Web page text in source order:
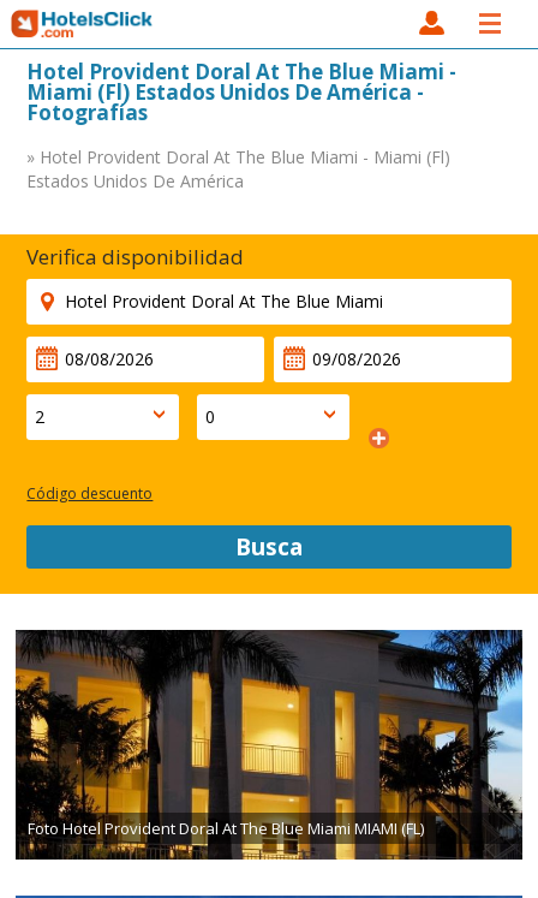
Hotel Provident Doral At The Blue Miami -
Miami (Fl) Estados Unidos De América -
Fotografías
» Hotel Provident Doral At The Blue Miami - Miami (Fl)
Estados Unidos De América
Verifica disponibilidad
Código descuento
Busca
Foto Hotel Provident Doral At The Blue Miami MIAMI (FL)